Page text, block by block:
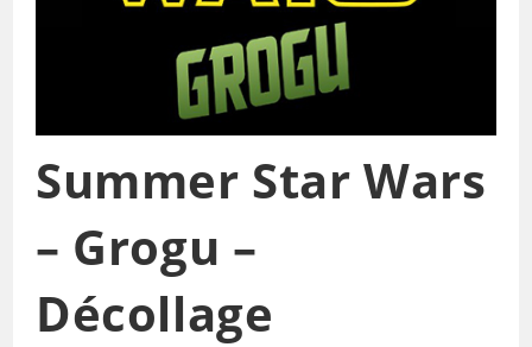
Summer Star Wars
– Grogu –
Décollage